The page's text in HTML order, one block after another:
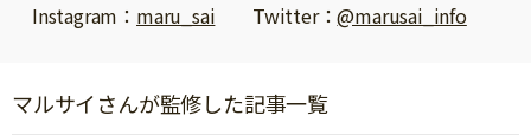
小学5年生
小学6年生
ワーク・ドリル
小学校
こそだて生活
ファッション・美容
こそだてマンガ
Instagram： maru_sai Twitter：@marusai_info
マルサイさんが監修した記事一覧